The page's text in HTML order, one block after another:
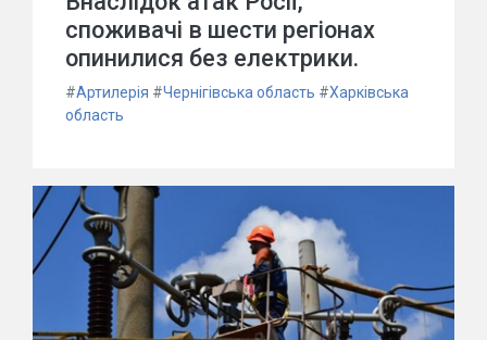
споживачі в шести регіонах
опинилися без електрики.
#Артилерія #Чернігівська область #Харківська
область